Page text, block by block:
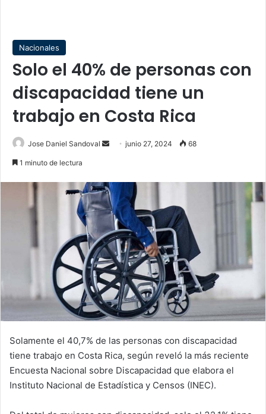
Nacionales
Solo el 40% de personas con
discapacidad tiene un
trabajo en Costa Rica
Jose Daniel Sandoval
Sendjunio 27, 2024 68
1 minuto de lectura
Solamente el 40,7% de las personas con discapacidad
tiene trabajo en Costa Rica, según reveló la más reciente
Encuesta Nacional sobre Discapacidad que elabora el
Instituto Nacional de Estadística y Censos (INEC).